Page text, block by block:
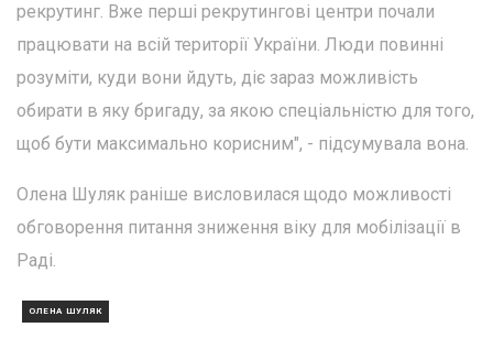
рекрутинг. Вже перші рекрутингові центри почали
працювати на всій території України. Люди повинні
розуміти, куди вони йдуть, діє зараз можливість
обирати в яку бригаду, за якою спеціальністю для того,
щоб бути максимально корисним", - підсумувала вона.
Олена Шуляк раніше висловилася щодо можливості
обговорення питання зниження віку для мобілізації в
Раді.
ОЛЕНА ШУЛЯК